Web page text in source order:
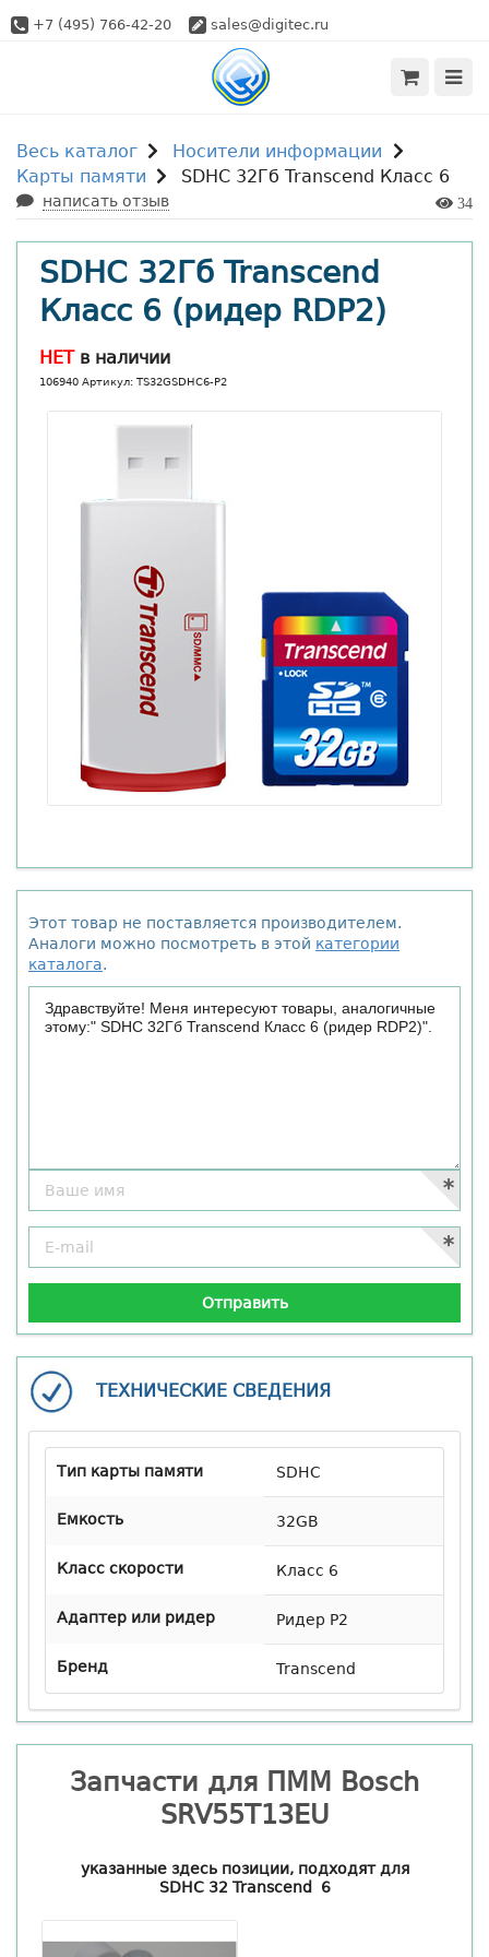
+7 (495) 766-42-20 sales@digitec.ru
Весь каталог
Носители информации
Карты памяти
SDHC 32Гб Transcend Класс 6
написать отзыв 34
SDHC 32Гб Transcend
Класс 6 (ридер RDP2)
НЕТв наличии
106940 Артикул: TS32GSDHC6-P2
Этот товар не поставляется производителем.
Аналоги можно посмотреть в этой категории
каталога.
ТЕХНИЧЕСКИЕ СВЕДЕНИЯ
Тип карты памяти SDHC
Eмкость 32GB
Класс скорости Класс 6
Адаптер или ридер Ридер Р2
Бренд Transcend
Запчасти для ПММ Bosch
SRV55T13EU
указанные здесь позиции, подходят для
SDHC 32 Transcend 6